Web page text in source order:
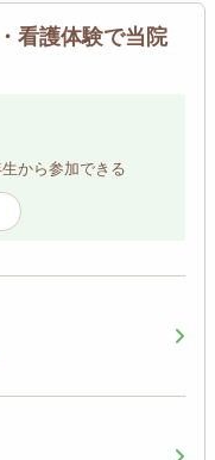
看護体験で当院
から参加できる